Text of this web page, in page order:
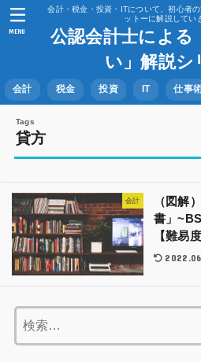
会計・税金・投資・ITについて、初心者
ットーに解説してい
公認会計士による
い」解説シ
会計 税金 投資 IT 仕事
MENU
貸方
会計
（図解
書」
【難
索: